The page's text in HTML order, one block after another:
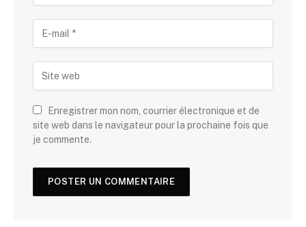
Enregistrer mon nom, courrier électronique et de
site web dans le navigateur pour la prochaine fois que
je commente.